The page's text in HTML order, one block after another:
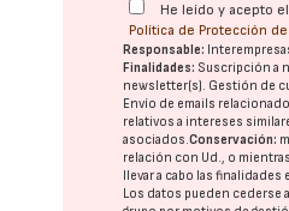
He leído y acepto
Política de Protección
Responsable:
Finalidades: Suscripción a
newsletter(s). Gestión de
Envío de emails
relativos a intereses
asociados.Conservación:
relación con Ud., o
llevar a cabo las
Los datos pueden cederse